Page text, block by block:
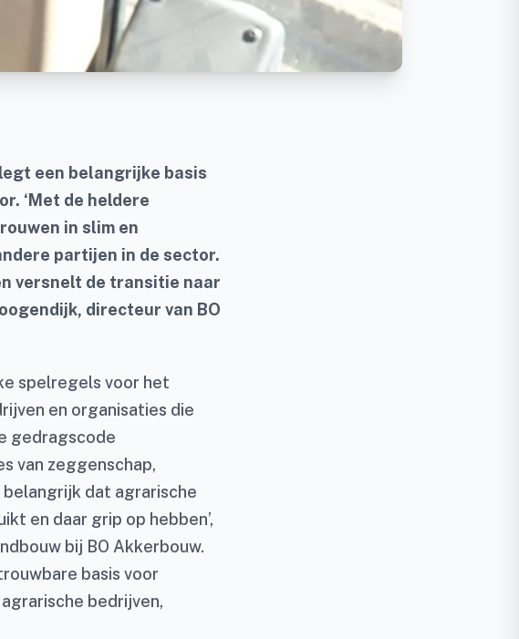
een belangrijke basis
‘Met de heldere
in slim en
partijen in de sector.
versnelt de transitie naar
directeur van BO
spelregels voor het
en organisaties die
gedragscode
van zeggenschap,
belangrijk dat agrarische
en daar grip op hebben’,
bij BO Akkerbouw.
basis voor
bedrijven,